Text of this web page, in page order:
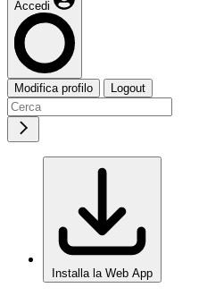
Accedi
Modifica profilo Logout
Installa la Web App